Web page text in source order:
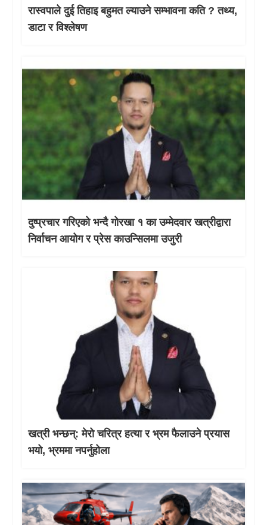
रास्वपाले दुई तिहाइ बहुमत ल्याउने सम्भावना कति ? तथ्य,
डाटा र विश्लेषण
दुष्प्रचार गरिएको भन्दै गोरखा १ का उम्मेदवार खत्रीद्वारा
निर्वाचन आयोग र प्रेस काउन्सिलमा उजुरी
खत्री भन्छन्: मेरो चरित्र हत्या र भ्रम फैलाउने प्रयास
भयो, भ्रममा नपर्नुहोला